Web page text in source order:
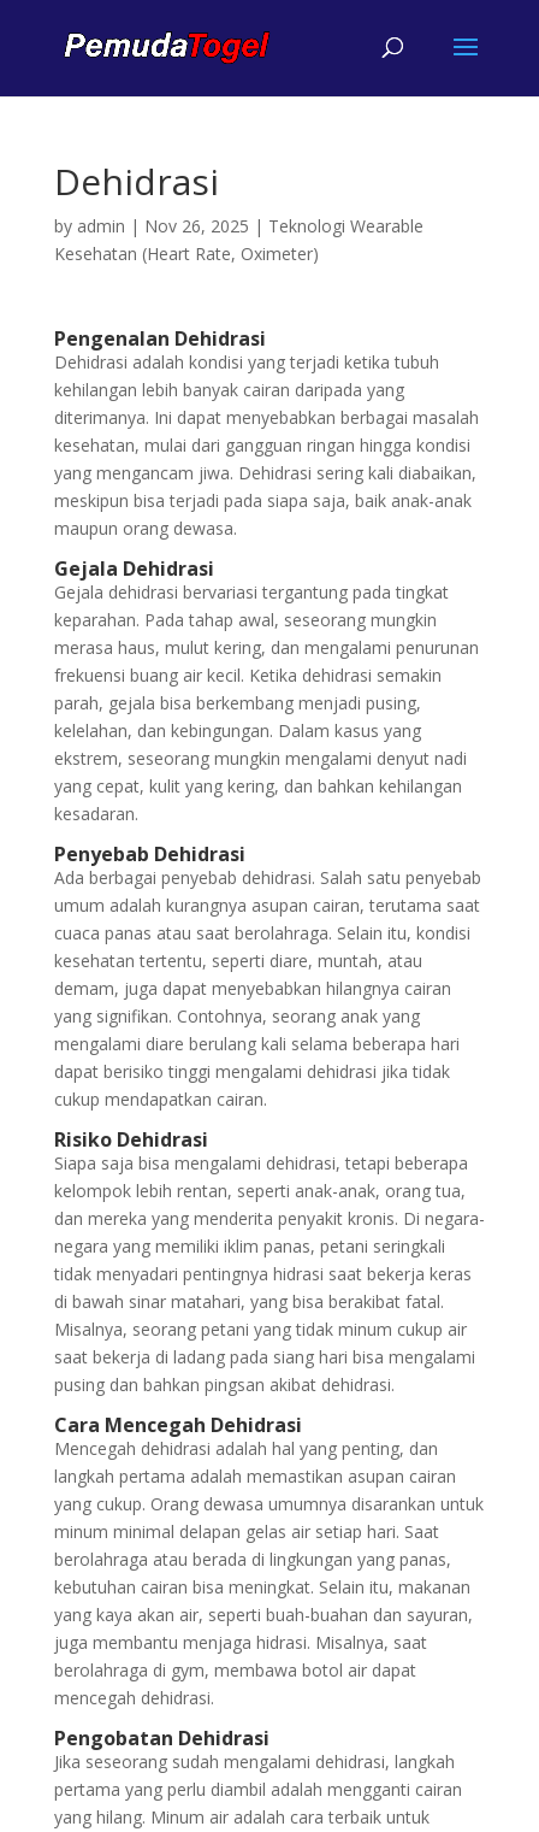
Dehidrasi
by admin | Nov 26, 2025 | Teknologi Wearable
Kesehatan (Heart Rate, Oximeter)
Pengenalan Dehidrasi
Dehidrasi adalah kondisi yang terjadi ketika tubuh
kehilangan lebih banyak cairan daripada yang
diterimanya. Ini dapat menyebabkan berbagai masalah
kesehatan, mulai dari gangguan ringan hingga kondisi
yang mengancam jiwa. Dehidrasi sering kali diabaikan,
meskipun bisa terjadi pada siapa saja, baik anak-anak
maupun orang dewasa.
Gejala Dehidrasi
Gejala dehidrasi bervariasi tergantung pada tingkat
keparahan. Pada tahap awal, seseorang mungkin
merasa haus, mulut kering, dan mengalami penurunan
frekuensi buang air kecil. Ketika dehidrasi semakin
parah, gejala bisa berkembang menjadi pusing,
kelelahan, dan kebingungan. Dalam kasus yang
ekstrem, seseorang mungkin mengalami denyut nadi
yang cepat, kulit yang kering, dan bahkan kehilangan
kesadaran.
Penyebab Dehidrasi
Ada berbagai penyebab dehidrasi. Salah satu penyebab
umum adalah kurangnya asupan cairan, terutama saat
cuaca panas atau saat berolahraga. Selain itu, kondisi
kesehatan tertentu, seperti diare, muntah, atau
demam, juga dapat menyebabkan hilangnya cairan
yang signifikan. Contohnya, seorang anak yang
mengalami diare berulang kali selama beberapa hari
dapat berisiko tinggi mengalami dehidrasi jika tidak
cukup mendapatkan cairan.
Risiko Dehidrasi
Siapa saja bisa mengalami dehidrasi, tetapi beberapa
kelompok lebih rentan, seperti anak-anak, orang tua,
dan mereka yang menderita penyakit kronis. Di negara-
negara yang memiliki iklim panas, petani seringkali
tidak menyadari pentingnya hidrasi saat bekerja keras
di bawah sinar matahari, yang bisa berakibat fatal.
Misalnya, seorang petani yang tidak minum cukup air
saat bekerja di ladang pada siang hari bisa mengalami
pusing dan bahkan pingsan akibat dehidrasi.
Cara Mencegah Dehidrasi
Mencegah dehidrasi adalah hal yang penting, dan
langkah pertama adalah memastikan asupan cairan
yang cukup. Orang dewasa umumnya disarankan untuk
minum minimal delapan gelas air setiap hari. Saat
berolahraga atau berada di lingkungan yang panas,
kebutuhan cairan bisa meningkat. Selain itu, makanan
yang kaya akan air, seperti buah-buahan dan sayuran,
juga membantu menjaga hidrasi. Misalnya, saat
berolahraga di gym, membawa botol air dapat
mencegah dehidrasi.
Pengobatan Dehidrasi
Jika seseorang sudah mengalami dehidrasi, langkah
pertama yang perlu diambil adalah mengganti cairan
yang hilang. Minum air adalah cara terbaik untuk